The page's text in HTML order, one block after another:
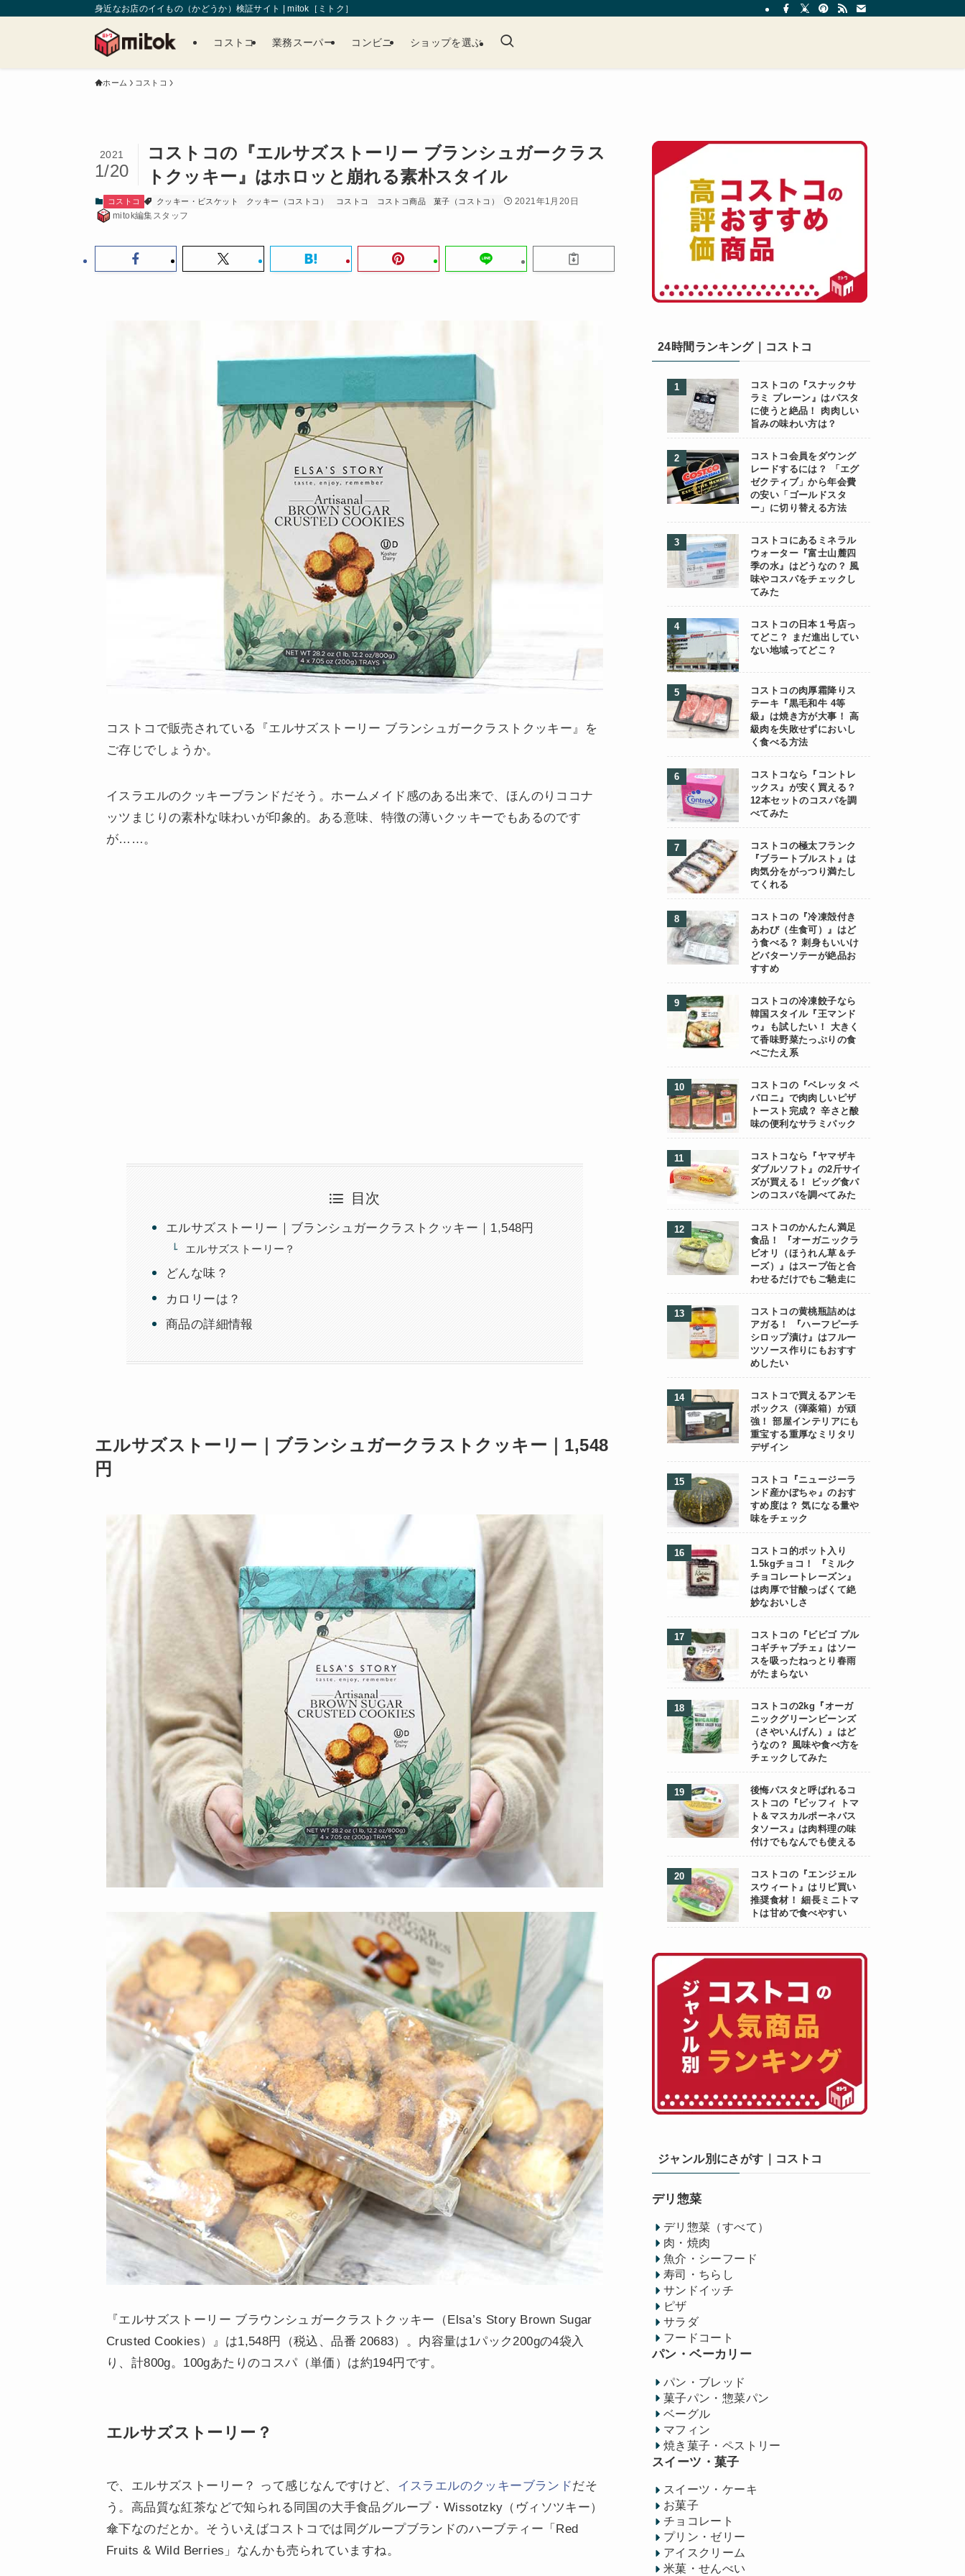
身近なお店のイイもの（かどうか）検証サイト | mitok［ミトク］
コストコ 業務スーパー コンビニ ショップを選ぶ
ホーム コストコ
コストコの『エルサズストーリー ブランシュガークラス
トクッキー』はホロッと崩れる素朴スタイル
2021
1/20
コストコ クッキー・ビスケット クッキー（コストコ） コストコ コストコ商品 菓子（コストコ）
2021年1月20日
mitok編集スタッフ
コストコで販売されている『エルサズストーリー ブランシュガークラストクッキー』を
ご存じでしょうか。
イスラエルのクッキーブランドだそう。ホームメイド感のある出来で、ほんのりココナ
ッツまじりの素朴な味わいが印象的。ある意味、特徴の薄いクッキーでもあるのです
が……。
目次
エルサズストーリー｜ブランシュガークラストクッキー｜1,548円
エルサズストーリー？
どんな味？
カロリーは？
商品の詳細情報
エルサズストーリー｜ブランシュガークラストクッキー｜1,548
円
『エルサズストーリー ブラウンシュガークラストクッキー（Elsa’s Story Brown Sugar
Crusted Cookies）』は1,548円（税込、品番 20683）。内容量は1パック200gの4袋入
り、計800g。100gあたりのコスパ（単価）は約194円です。
エルサズストーリー？
で、エルサズストーリー？ って感じなんですけど、 イスラエルのクッキーブランドだそ
う。高品質な紅茶などで知られる同国の大手食品グループ・Wissotzky（ヴィソツキー）
傘下なのだとか。そういえばコストコでは同グループブランドのハーブティー「Red
Fruits & Wild Berries」なんかも売られていますね。
24時間ランキング｜コストコ
コストコの『スナックサ
ラミ プレーン』はパスタ
に使うと絶品！ 肉肉しい
旨みの味わい方は？
コストコ会員をダウング
レードするには？ 「エグ
ゼクティブ」から年会費
の安い「ゴールドスタ
ー」に切り替える方法
コストコにあるミネラル
ウォーター『富士山麓四
季の水』はどうなの？ 風
味やコスパをチェックし
てみた
コストコの日本１号店っ
てどこ？ まだ進出してい
ない地域ってどこ？
コストコの肉厚霜降りス
テーキ『黒毛和牛 4等
級』は焼き方が大事！ 高
級肉を失敗せずにおいし
く食べる方法
コストコなら『コントレ
ックス』が安く買える？
12本セットのコスパを調
べてみた
コストコの極太フランク
『ブラートブルスト』は
肉気分をがっつり満たし
てくれる
コストコの『冷凍殻付き
あわび（生食可）』はど
う食べる？ 刺身もいいけ
どバターソテーが絶品お
すすめ
コストコの冷凍餃子なら
韓国スタイル『王マンド
ゥ』も試したい！ 大きく
て香味野菜たっぷりの食
べごたえ系
コストコの『ベレッタ ペ
パロニ』で肉肉しいピザ
トースト完成？ 辛さと酸
味の便利なサラミパック
コストコなら『ヤマザキ
ダブルソフト』の2斤サイ
ズが買える！ ビッグ食パ
ンのコスパを調べてみた
コストコのかんたん満足
食品！ 『オーガニックラ
ビオリ（ほうれん草＆チ
ーズ）』はスープ缶と合
わせるだけでもご馳走に
コストコの黄桃瓶詰めは
アガる！ 『ハーフピーチ
シロップ漬け』はフルー
ツソース作りにもおすす
めしたい
コストコで買えるアンモ
ボックス（弾薬箱）が頑
強！ 部屋インテリアにも
重宝する重厚なミリタリ
デザイン
コストコ『ニュージーラ
ンド産かぼちゃ』のおす
すめ度は？ 気になる量や
味をチェック
コストコ的ポット入り
1.5kgチョコ！ 『ミルク
チョコレートレーズン』
は肉厚で甘酸っぱくて絶
妙なおいしさ
コストコの『ビビゴ プル
コギチャプチェ』はソー
スを吸ったねっとり春雨
がたまらない
コストコの2kg『オーガ
ニックグリーンビーンズ
（さやいんげん）』はど
うなの？ 風味や食べ方を
チェックしてみた
後悔パスタと呼ばれるコ
ストコの『ビッフィ トマ
ト＆マスカルポーネパス
タソース』は肉料理の味
付けでもなんでも使える
コストコの『エンジェル
スウィート』はリピ買い
推奨食材！ 細長ミニトマ
トは甘めで食べやすい
ジャンル別にさがす｜コストコ
デリ惣菜
デリ惣菜（すべて）
肉・焼肉
魚介・シーフード
寿司・ちらし
サンドイッチ
ピザ
サラダ
フードコート
パン・ベーカリー
パン・ブレッド
菓子パン・惣菜パン
ベーグル
マフィン
焼き菓子・ペストリー
スイーツ・菓子
スイーツ・ケーキ
お菓子
チョコレート
プリン・ゼリー
アイスクリーム
米菓・せんべい